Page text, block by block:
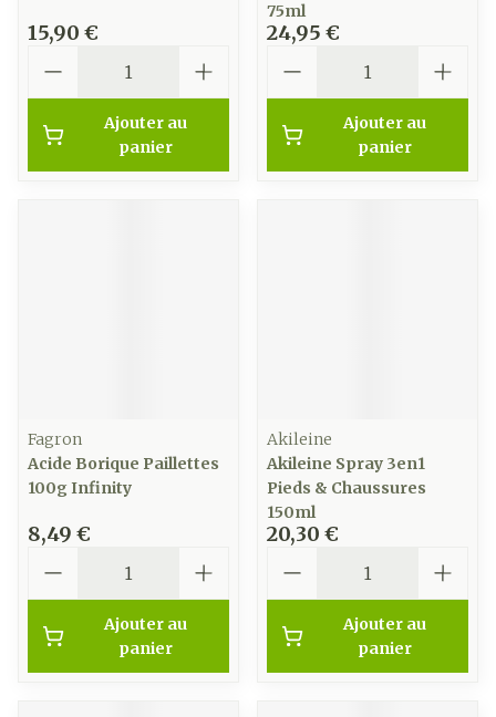
15,90 €
Ajouter au
panier
75ml
24,95 €
Ajouter au
panier
Fagron
Acide Borique Paillettes
100g Infinity
8,49 €
Ajouter au
panier
Akileine
Akileine Spray 3en1
Pieds & Chaussures
150ml
20,30 €
Ajouter au
panier